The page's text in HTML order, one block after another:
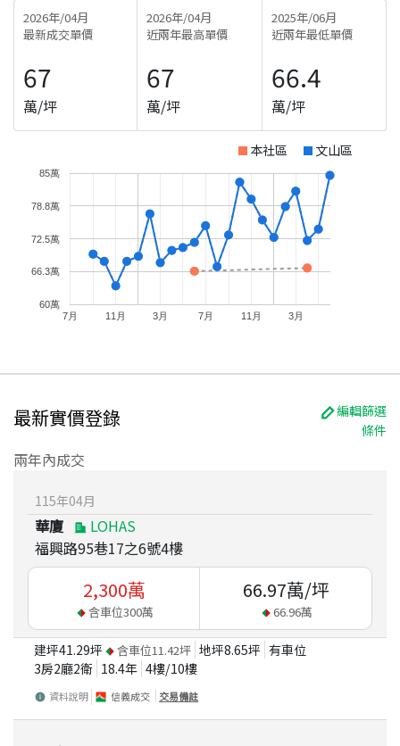
2026年/04月
最新成交單價
67
萬/坪
2026年/04月
近兩年最高單價
67
萬/坪
2025年/06月
近兩年最低單價
66.4
萬/坪
本社區 文山區
7月 11月 3月 7月 11月 3月
60萬
66.3萬
72.5萬
78.8萬
85萬
最新實價登錄
編輯篩選
條件
兩年內成交
115年04月
華廈
LOHAS
福興路95巷17之6號4樓
2,300萬
含車位300萬
66.97萬/坪
66.96萬
建坪41.29坪 含車位11.42坪 地坪8.65坪 有車位
3房2廳2衛 18.4年 4樓/10樓
資料說明 信義成交 交易備註